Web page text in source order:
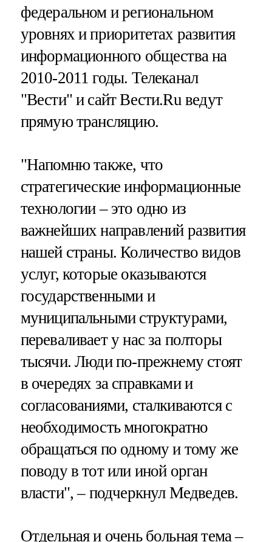
федеральном и региональном
уровнях и приоритетах развития
информационного общества на
2010-2011 годы. Телеканал
"Вести" и сайт Вести.Ru ведут
прямую трансляцию.
"Напомню также, что
стратегические информационные
технологии – это одно из
важнейших направлений развития
нашей страны. Количество видов
услуг, которые оказываются
государственными и
муниципальными структурами,
переваливает у нас за полторы
тысячи. Люди по-прежнему стоят
в очередях за справками и
согласованиями, сталкиваются с
необходимость многократно
обращаться по одному и тому же
поводу в тот или иной орган
власти", – подчеркнул Медведев.
Отдельная и очень больная тема –